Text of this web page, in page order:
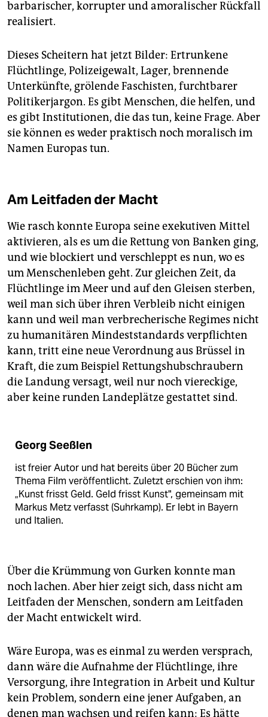
barbarischer, korrupter und amoralischer Rückfall
realisiert.
Dieses Scheitern hat jetzt Bilder: Ertrunkene
Flüchtlinge, Polizeigewalt, Lager, brennende
Unterkünfte, grölende Faschisten, furchtbarer
Politikerjargon. Es gibt Menschen, die helfen, und
es gibt Institutionen, die das tun, keine Frage. Aber
sie können es weder praktisch noch moralisch im
Namen Europas tun.
Am Leitfaden der Macht
Wie rasch konnte Europa seine exekutiven Mittel
aktivieren, als es um die Rettung von Banken ging,
und wie blockiert und verschleppt es nun, wo es
um Menschenleben geht. Zur gleichen Zeit, da
Flüchtlinge im Meer und auf den Gleisen sterben,
weil man sich über ihren Verbleib nicht einigen
kann und weil man verbrecherische Regimes nicht
zu humanitären Mindeststandards verpflichten
kann, tritt eine neue Verordnung aus Brüssel in
Kraft, die zum Beispiel Rettungshubschraubern
die Landung versagt, weil nur noch viereckige,
aber keine runden Landeplätze gestattet sind.
Georg Seeßlen
ist freier Autor und hat bereits über 20 Bücher zum
Thema Film veröffentlicht. Zuletzt erschien von ihm:
„Kunst frisst Geld. Geld frisst Kunst", gemeinsam mit
Markus Metz verfasst (Suhrkamp). Er lebt in Bayern
und Italien.
Über die Krümmung von Gurken konnte man
noch lachen. Aber hier zeigt sich, dass nicht am
Leitfaden der Menschen, sondern am Leitfaden
der Macht entwickelt wird.
Wäre Europa, was es einmal zu werden versprach,
dann wäre die Aufnahme der Flüchtlinge, ihre
Versorgung, ihre Integration in Arbeit und Kultur
kein Problem, sondern eine jener Aufgaben, an
denen man wachsen und reifen kann: Es hätte